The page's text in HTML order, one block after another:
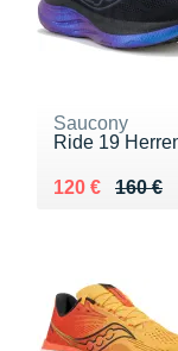
Saucony
Ride 19
160 €
Au lieu de 160
120 €
Vendu 120 €